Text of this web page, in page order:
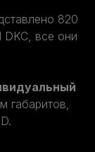
820
DKC, все они
габаритов,